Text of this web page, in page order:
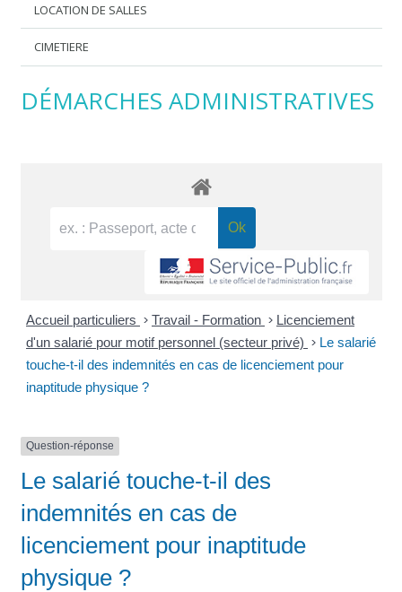
LOCATION DE SALLES
CIMETIERE
DÉMARCHES ADMINISTRATIVES
Accueil particuliers > Travail - Formation > Licenciement
d'un salarié pour motif personnel (secteur privé) > Le salarié
touche-t-il des indemnités en cas de licenciement pour
inaptitude physique ?
Question-réponse
Le salarié touche-t-il des
indemnités en cas de
licenciement pour inaptitude
physique ?